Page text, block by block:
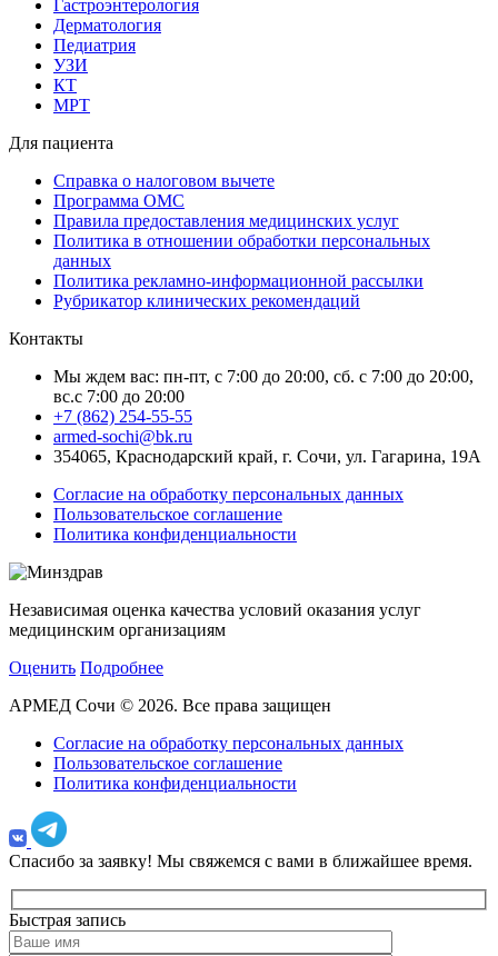
Гастроэнтерология
Дерматология
Педиатрия
УЗИ
КТ
МРТ
Для пациента
Справка о налоговом вычете
Программа ОМС
Правила предоставления медицинских услуг
Политика в отношении обработки персональных
данных
Политика рекламно-информационной рассылки
Рубрикатор клинических рекомендаций
Контакты
Мы ждем вас: пн-пт, с 7:00 до 20:00, сб. с 7:00 до 20:00,
вс.с 7:00 до 20:00
+7 (862) 254-55-55
armed-sochi@bk.ru
354065, Краснодарский край, г. Сочи, ул. Гагарина, 19А
Согласие на обработку персональных данных
Пользовательское соглашение
Политика конфиденциальности
Независимая оценка качества условий оказания услуг
медицинским организациям
Оценить Подробнее
АРМЕД Сочи © 2026. Все права защищен
Согласие на обработку персональных данных
Пользовательское соглашение
Политика конфиденциальности
Спасибо за заявку! Мы свяжемся с вами в ближайшее время.
Быстрая запись